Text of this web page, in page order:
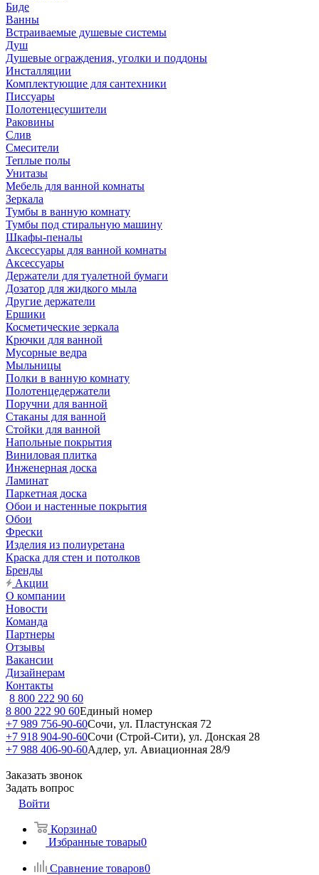
Биде
Ванны
Встраиваемые душевые системы
Душ
Душевые ограждения, уголки и поддоны
Инсталляции
Комплектующие для сантехники
Писсуары
Полотенцесушители
Раковины
Слив
Смесители
Теплые полы
Унитазы
Мебель для ванной комнаты
Зеркала
Тумбы в ванную комнату
Тумбы под стиральную машину
Шкафы-пеналы
Аксессуары для ванной комнаты
Аксессуары
Держатели для туалетной бумаги
Дозатор для жидкого мыла
Другие держатели
Ершики
Косметические зеркала
Крючки для ванной
Мусорные ведра
Мыльницы
Полки в ванную комнату
Полотенцедержатели
Поручни для ванной
Стаканы для ванной
Стойки для ванной
Напольные покрытия
Виниловая плитка
Инженерная доска
Ламинат
Паркетная доска
Обои и настенные покрытия
Обои
Фрески
Изделия из полиуретана
Краска для стен и потолков
Бренды
Акции
О компании
Новости
Команда
Партнеры
Отзывы
Вакансии
Дизайнерам
Контакты
8 800 222 90 60
8 800 222 90 60Единый номер
+7 989 756-90-60Сочи, ул. Пластунская 72
+7 918 904-90-60Сочи (Строй-Сити), ул. Донская 28
+7 988 406-90-60Адлер, ул. Авиационная 28/9
Заказать звонок
Задать вопрос
Войти
Корзина0
Избранные товары0
Сравнение товаров0